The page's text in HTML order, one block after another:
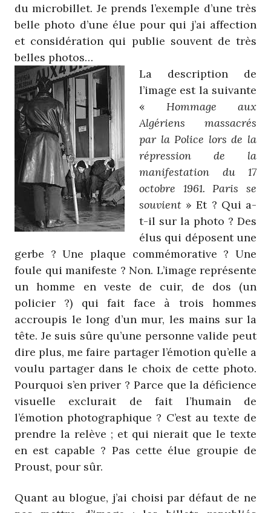
du microbillet. Je prends l’exemple d’une très
belle photo d’une élue pour qui j’ai affection
et considération qui publie souvent de très
belles photos…
La description de
l’image est la suivante
« Hommage aux
Algériens massacrés
par la Police lors de la
répression de la
manifestation du 17
octobre 1961. Paris se
souvient » Et ? Qui a-
t-il sur la photo ? Des
élus qui déposent une
gerbe ? Une plaque commémorative ? Une
foule qui manifeste ? Non. L’image représente
un homme en veste de cuir, de dos (un
policier ?) qui fait face à trois hommes
accroupis le long d’un mur, les mains sur la
tête. Je suis sûre qu’une personne valide peut
dire plus, me faire partager l’émotion qu’elle a
voulu partager dans le choix de cette photo.
Pourquoi s’en priver ? Parce que la déficience
visuelle exclurait de fait l’humain de
l’émotion photographique ? C’est au texte de
prendre la relève ; et qui nierait que le texte
en est capable ? Pas cette élue groupie de
Proust, pour sûr.
Quant au blogue, j’ai choisi par défaut de ne